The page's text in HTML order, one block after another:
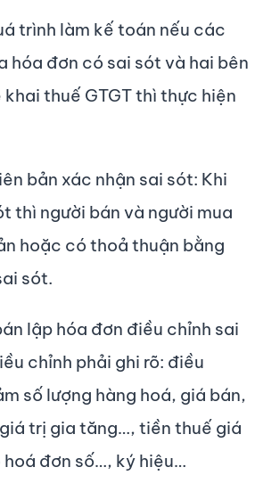
trình làm kế toán nếu các
hóa đơn có sai sót và hai bên
thuế GTGT thì thực hiện
bản xác nhận sai sót: Khi
thì người bán và người mua
hoặc có thoả thuận bằng
sót.
lập hóa đơn điều chỉnh sai
chỉnh phải ghi rõ: điều
số lượng hàng hoá, giá bán,
trị gia tăng…, tiền thuế giá
đơn số…, ký hiệu…